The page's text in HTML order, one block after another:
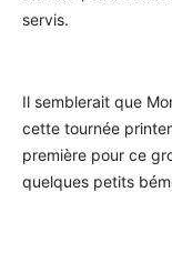
servis.
Il semblerait que
cette tournée
première pour ce
quelques petits